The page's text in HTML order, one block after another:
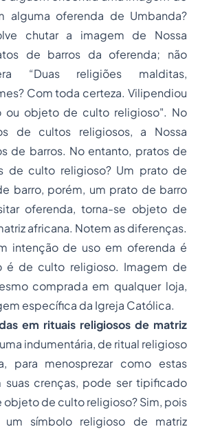
alguma oferenda de Umbanda?
chutar a imagem de Nossa
de barros da oferenda; não
“Duas religiões malditas,
Com toda certeza. Vilipendiou
ou objeto de culto religioso". No
de cultos religiosos, a Nossa
de barros. No entanto, pratos de
de culto religioso? Um prato de
barro, porém, um prato de barro
oferenda, torna-se objeto de
africana. Notem as diferenças.
intenção de uso em oferenda é
é de culto religioso. Imagem de
comprada em qualquer loja,
específica da Igreja Católica.
em rituais religiosos de matriz
indumentária, de ritual religioso
para menosprezar como estas
suas crenças, pode ser tipificado
de culto religioso? Sim, pois
um símbolo religioso de matriz